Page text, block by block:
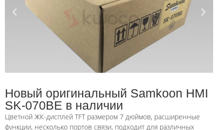
Новый оригинальный Samkoon HMI
SK-070BE в наличии
Цветной ЖК-дисплей TFT размером 7 дюймов, расширенные
функции, несколько портов связи, подходит для различных